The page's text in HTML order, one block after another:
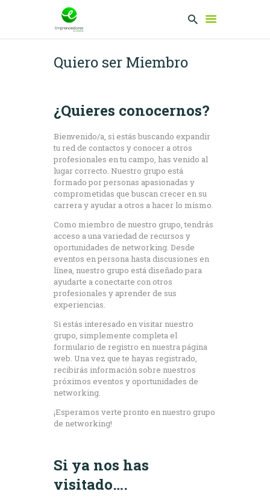
PROYECTO
SERVICIOS
CLUB
EMPRENDEDORES
NETWORKING
Quiero ser Miembro
¿Quieres conocernos?
Bienvenido/a, si estás buscando expandir
tu red de contactos y conocer a otros
profesionales en tu campo, has venido al
lugar correcto. Nuestro grupo está
formado por personas apasionadas y
comprometidas que buscan crecer en su
carrera y ayudar a otros a hacer lo mismo.
Como miembro de nuestro grupo, tendrás
acceso a una variedad de recursos y
oportunidades de networking. Desde
eventos en persona hasta discusiones en
línea, nuestro grupo está diseñado para
ayudarte a conectarte con otros
profesionales y aprender de sus
experiencias.
Si estás interesado en visitar nuestro
grupo, simplemente completa el
formulario de registro en nuestra página
web. Una vez que te hayas registrado,
recibirás información sobre nuestros
próximos eventos y oportunidades de
networking.
¡Esperamos verte pronto en nuestro grupo
de networking!
Si ya nos has
visitado….